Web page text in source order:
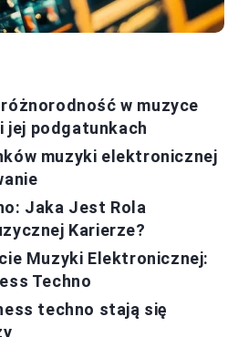
w muzyce
jej podgatunkach
muzyki elektronicznej
Jaka Jest Rola
Karierze?
Muzyki Elektronicznej:
Techno
techno stają się